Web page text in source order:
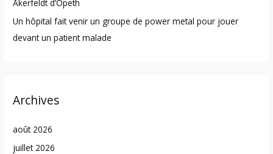
Åkerfeldt d’Opeth
Un hôpital fait venir un groupe de power metal pour jouer
devant un patient malade
Archives
août 2026
juillet 2026